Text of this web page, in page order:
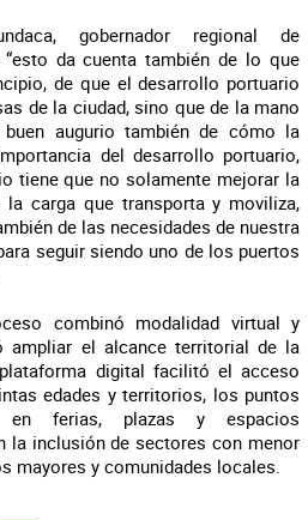
gobernador regional de
da cuenta también de lo que
de que el desarrollo portuario
de la ciudad, sino que de la mano
augurio también de cómo la
del desarrollo portuario,
tiene que no solamente mejorar la
carga que transporta y moviliza,
de las necesidades de nuestra
seguir siendo uno de los puertos
combinó modalidad virtual y
ampliar el alcance territorial de la
digital facilitó el acceso
edades y territorios, los puntos
en ferias, plazas y espacios
la inclusión de sectores con menor
mayores y comunidades locales.